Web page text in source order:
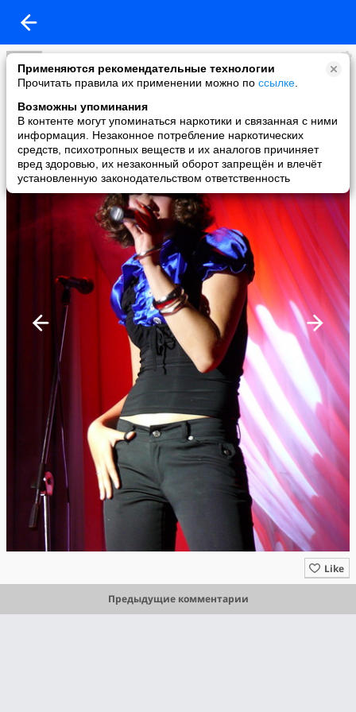
Применяются рекомендательные технологии
Прочитать правила их применении можно по ссылке
Возможны упоминания
В контенте могут упоминаться наркотики и связанная с ними
информация. Незаконное потребление наркотических
средств, психотропных веществ и их аналогов причиняет
вред здоровью, их незаконный оборот запрещён и влечёт
установленную законодательством ответственность
НАТАША ОРЛОВА поёт очень клёво!
added a photo
07 Jan в 03:33
Like
Предыдущие комментарии